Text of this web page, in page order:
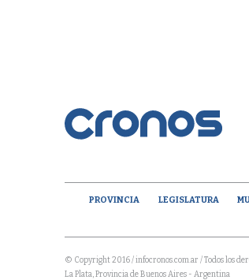
PROVINCIA LEGISLATURA
© Copyright 2016 / infocronos.com.ar / Todos los
La Plata, Provincia de Buenos Aires - Argentina